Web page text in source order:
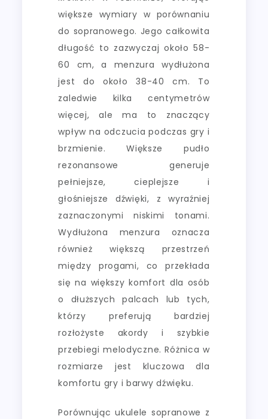
większe wymiary w porównaniu
do sopranowego. Jego całkowita
długość to zazwyczaj około 58-
60 cm, a menzura wydłużona
jest do około 38-40 cm. To
zaledwie kilka centymetrów
więcej, ale ma to znaczący
wpływ na odczucia podczas gry i
brzmienie. Większe pudło
rezonansowe generuje
pełniejsze, cieplejsze i
głośniejsze dźwięki, z wyraźniej
zaznaczonymi niskimi tonami.
Wydłużona menzura oznacza
również większą przestrzeń
między progami, co przekłada
się na większy komfort dla osób
o dłuższych palcach lub tych,
którzy preferują bardziej
rozłożyste akordy i szybkie
przebiegi melodyczne. Różnica w
rozmiarze jest kluczowa dla
komfortu gry i barwy dźwięku.
Porównując ukulele sopranowe z